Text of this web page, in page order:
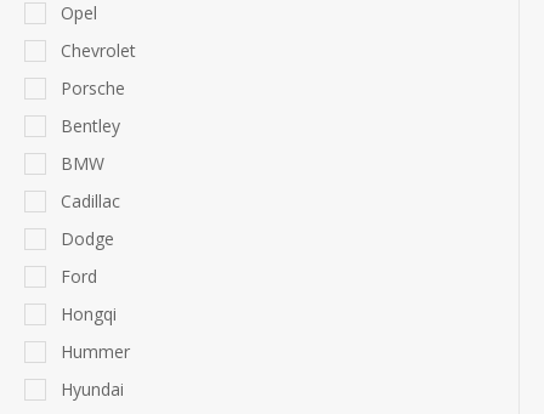
Opel
Chevrolet
Porsche
Bentley
BMW
Cadillac
Dodge
Ford
Hongqi
Hummer
Hyundai